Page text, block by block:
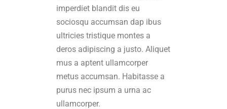
imperdiet blandit dis eu
sociosqu accumsan dap ibus
ultricies tristique montes a
deros adipiscing a justo. Aliquet
mus a aptent ullamcorper
metus accumsan. Habitasse a
purus nec ipsum a urna ac
ullamcorper.